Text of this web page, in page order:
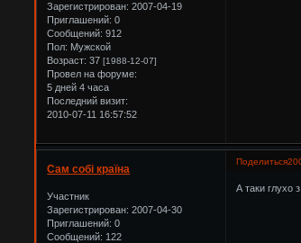
Зарегистрирован: 2007-04-19
Приглашений: 0
Сообщений: 912
Пол: Мужской
Возраст: 37[1988-12-07]
Провел на форуме:
5 дней 4 часа
Последний визит:
2010-07-11 16:57:52
Поделиться
Сам собі країна
Участник
Зарегистрирован: 2007-04-30
Приглашений: 0
Сообщений: 122
А таки глухо